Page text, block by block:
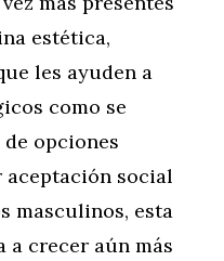
estética,
les ayuden a
como se
opciones
aceptación social
masculinos, esta
a crecer aún más